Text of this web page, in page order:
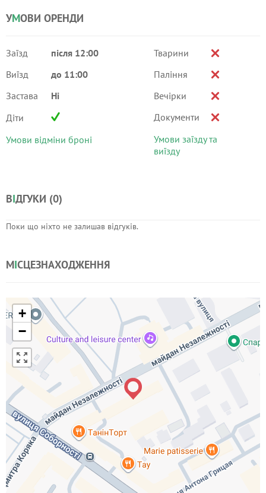
УМОВИ ОРЕНДИ
Заїзд
після 12:00
Виїзд
до 11:00
Застава
Ні
Діти
Умови відміни броні
Тварини
Паління
Вечірки
Документи
Умови заїзду та
виїзду
ВІДГУКИ (0)
Поки що ніхто не залишав відгуків.
МІСЦЕЗНАХОДЖЕННЯ
+
−